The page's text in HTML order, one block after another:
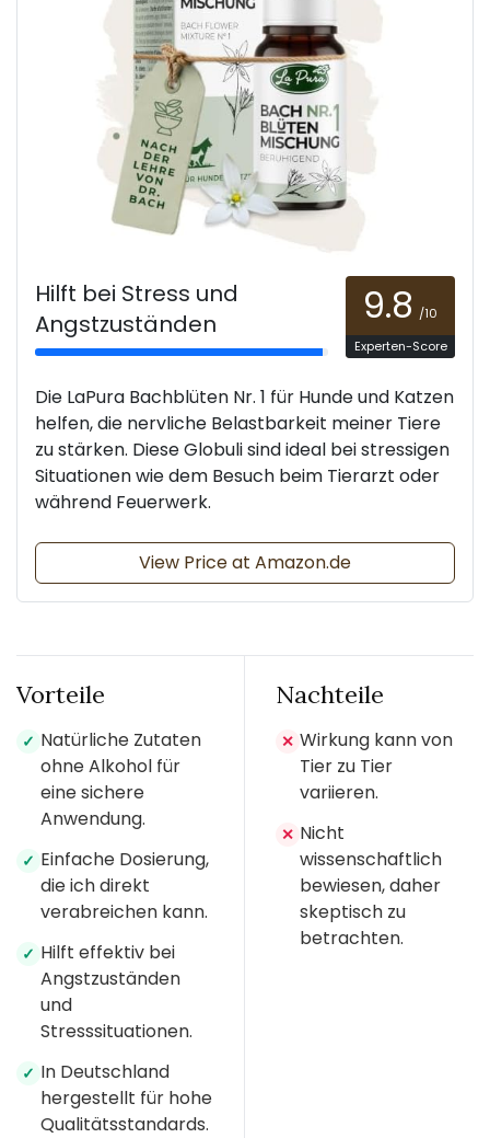
Hilft bei Stress und
Angstzuständen
9.8 /10
Experten-Score
Die LaPura Bachblüten Nr. 1 für Hunde und Katzen
helfen, die nervliche Belastbarkeit meiner Tiere
zu stärken. Diese Globuli sind ideal bei stressigen
Situationen wie dem Besuch beim Tierarzt oder
während Feuerwerk.
View Price at Amazon.de
Vorteile
✓ Natürliche Zutaten
ohne Alkohol für
eine sichere
Anwendung.
✓ Einfache Dosierung,
die ich direkt
verabreichen kann.
✓ Hilft effektiv bei
Angstzuständen
und
Stresssituationen.
✓ In Deutschland
hergestellt für hohe
Qualitätsstandards.
Nachteile
✕ Wirkung kann von
Tier zu Tier
variieren.
✕ Nicht
wissenschaftlich
bewiesen, daher
skeptisch zu
betrachten.